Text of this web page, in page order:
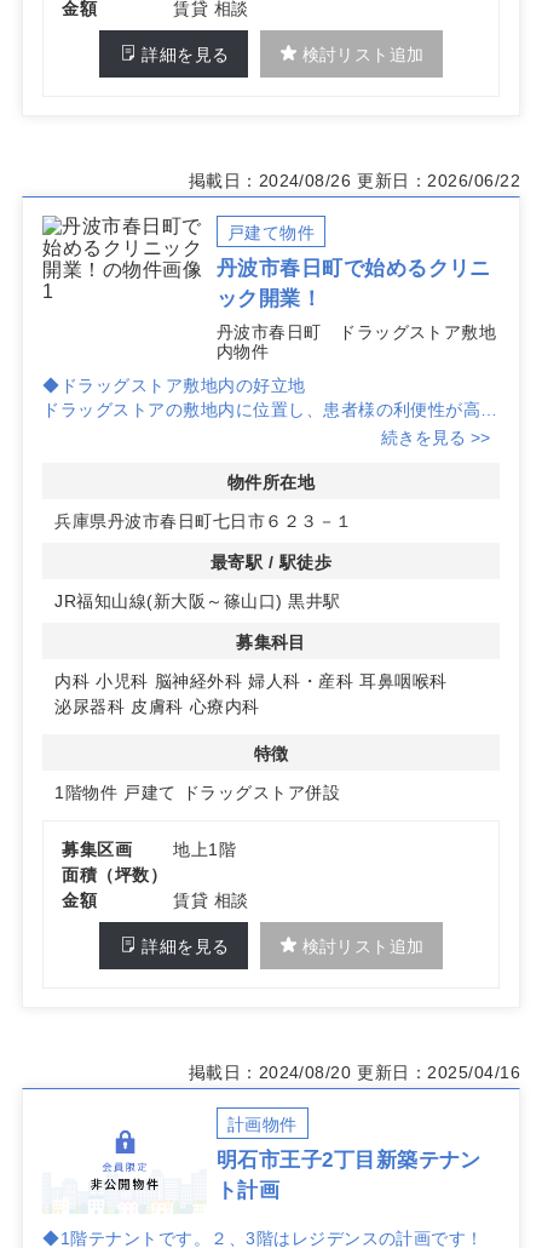
金額 賃貸 相談
詳細を見る 検討リスト追加
掲載日：2024/08/26 更新日：2026/06/22
戸建て物件
丹波市春日町で始めるクリニ
ック開業！
丹波市春日町 ドラッグストア敷地
内物件
◆ドラッグストア敷地内の好立地
ドラッグストアの敷地内に位置し、患者様の利便性が高い
環境です。周辺住民の利用が期待でき、集患力を高めま
自由度の高い設計でクリニックの理想的な空間を実現でき
ます。診療科目に合わせたカスタマイズが可能です。
◆充実した駐車場完備
快適です。患者様の来院がスムーズに行える環境を提供し
ます。
続きを見る >>
物件所在地
兵庫県丹波市春日町七日市６２３－１
最寄駅 / 駅徒歩
JR福知山線(新大阪～篠山口) 黒井駅
募集科目
内科 小児科 脳神経外科 婦人科・産科 耳鼻咽喉科
泌尿器科 皮膚科 心療内科
特徴
1階物件 戸建て ドラッグストア併設
募集区画
地上1階
面積（坪数）
金額
賃貸 相談
詳細を見る 検討リスト追加
掲載日：2024/08/20 更新日：2025/04/16
計画物件
明石市王子2丁目新築テナン
ト計画
◆1階テナントです。２、3階はレジデンスの計画です！